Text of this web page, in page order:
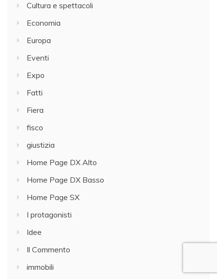
Cultura e spettacoli
Economia
Europa
Eventi
Expo
Fatti
Fiera
fisco
giustizia
Home Page DX Alto
Home Page DX Basso
Home Page SX
I protagonisti
Idee
Il Commento
immobili